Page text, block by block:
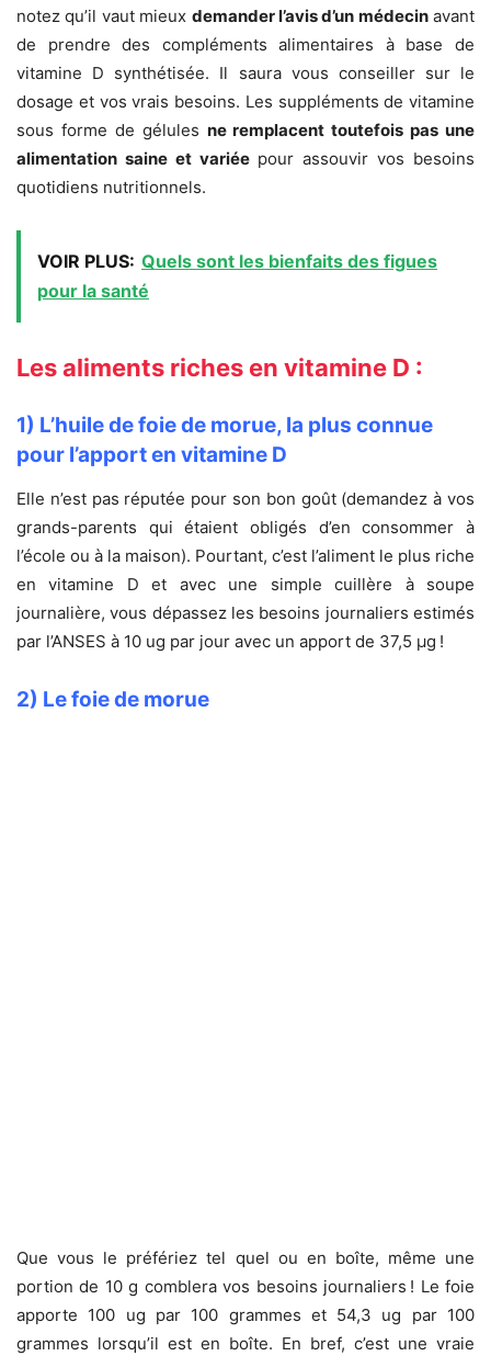
notez qu’il vaut mieux demander l’avis d’un médecinavant
de prendre des compléments alimentaires à base de
vitamine D synthétisée. Il saura vous conseiller sur le
dosage et vos vrais besoins. Les suppléments de vitamine
sous forme de gélules ne remplacent toutefois pas une
alimentation saine et variéepour assouvir vos besoins
quotidiens nutritionnels.
VOIR PLUS: Quels sont les bienfaits des figues
pour la santé
Les aliments riches en vitamine D :
1) L’huile de foie de morue, la plus connue
pour l’apport en vitamine D
Elle n’est pas réputée pour son bon goût (demandez à vos
grands-parents qui étaient obligés d’en consommer à
l’école ou à la maison). Pourtant, c’est l’aliment le plus riche
en vitamine D et avec une simple cuillère à soupe
journalière, vous dépassez les besoins journaliers estimés
par l’ANSES à 10 ug par jour avec un apport de 37,5 µg !
2) Le foie de morue
Que vous le préfériez tel quel ou en boîte, même une
portion de 10 g comblera vos besoins journaliers ! Le foie
apporte 100 ug par 100 grammes et 54,3 ug par 100
grammes lorsqu’il est en boîte. En bref, c’est une vraie